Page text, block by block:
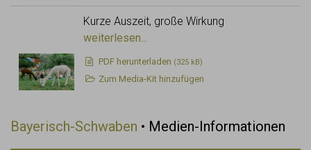
Kurze Auszeit, große Wirkung
weiterlesen...
PDF herunterladen (325 kB)
Zum Media-Kit hinzufügen
Bayerisch-Schwaben • Medien-Informationen